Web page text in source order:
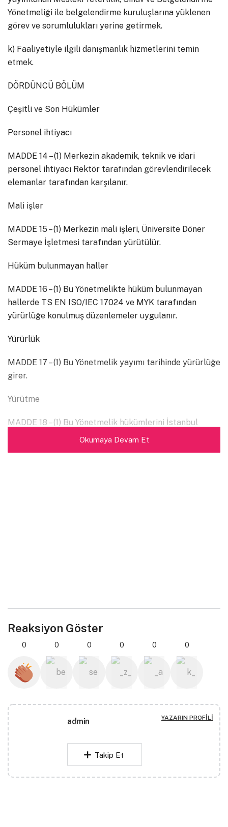
Yönetmeliği ile belgelendirme kuruluşlarına yüklenen
görev ve sorumlulukları yerine getirmek.
k) Faaliyetiyle ilgili danışmanlık hizmetlerini temin
etmek.
DÖRDÜNCÜ BÖLÜM
Çeşitli ve Son Hükümler
Personel ihtiyacı
MADDE 14 – (1) Merkezin akademik, teknik ve idari
personel ihtiyacı Rektör tarafından görevlendirilecek
elemanlar tarafından karşılanır.
Mali işler
MADDE 15 – (1) Merkezin mali işleri, Üniversite Döner
Sermaye İşletmesi tarafından yürütülür.
Hüküm bulunmayan haller
MADDE 16 – (1) Bu Yönetmelikte hüküm bulunmayan
hallerde TS EN ISO/IEC 17024 ve MYK tarafından
yürürlüğe konulmuş düzenlemeler uygulanır.
Yürürlük
MADDE 17 – (1) Bu Yönetmelik yayımı tarihinde yürürlüğe
girer.
Yürütme
MADDE 18 – (1) Bu Yönetmelik hükümlerini İstanbul
Aydın Üniversitesi Rektörü yürütür.
Okumaya Devam Et
Reaksiyon Göster
0 0 0 0 0 0
admin YAZARIN PROFILI
Takip Et